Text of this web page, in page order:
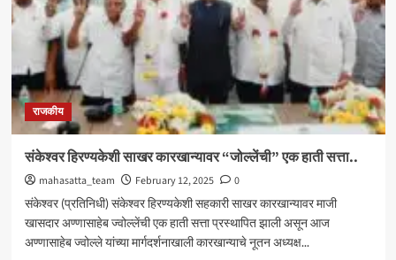
काढणारे
निलंबित
राजकीय
संकेश्वर हिरण्यकेशी साखर कारखान्यावर “जोल्लेंची” एक हाती सत्ता..
mahasatta_team February 12, 2025
0
संकेश्वर (प्रतिनिधी) संकेश्वर हिरण्यकेशी सहकारी साखर कारखान्यावर माजी
खासदार अण्णासाहेब ज्वोल्लेंची एक हाती सत्ता प्रस्थापित झाली असून आज
अण्णासाहेब ज्वोल्ले यांच्या मार्गदर्शनाखाली कारखान्याचे नूतन अध्यक्ष...